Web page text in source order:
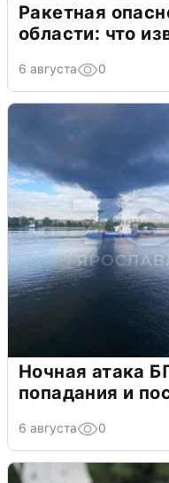
Ракетная
области: что
6 августа 0
Ночная атака
попадания и
6 августа 0